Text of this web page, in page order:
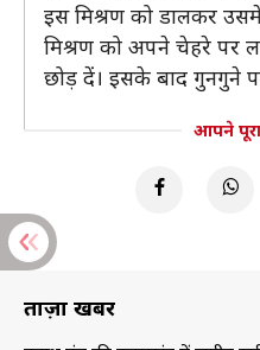
इस मिश्रण को डालकर
मिश्रण को अपने चेहरे पर
छोड़ दें। इसके बाद गुनगुने
आपने
ताज़ा खबरें